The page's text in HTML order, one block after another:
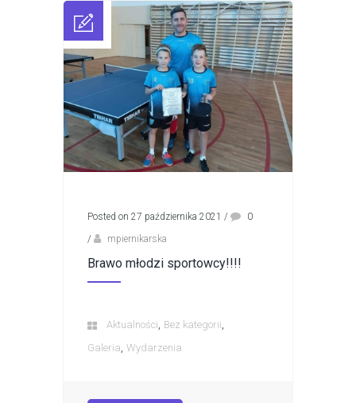
Posted on 27 października 2021 /
0
/
mpiernikarska
Brawo młodzi sportowcy!!!!
Aktualności, Bez kategorii,
Galeria, Wydarzenia